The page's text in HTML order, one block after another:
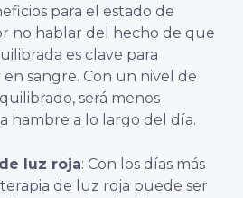
para el estado de
no hablar del hecho de que
es clave para
sangre. Con un nivel de
será menos
hambre a lo largo del día.
luz roja: Con los días más
de luz roja puede ser